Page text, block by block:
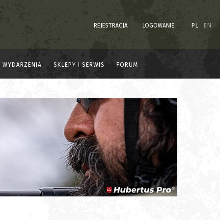
REJESTRACJA LOGOWANIE PL EN
WYDARZENIA SKLEPY I SERWIS FORUM